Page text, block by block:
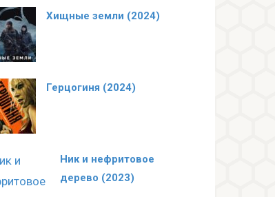
Хищные земли (2024)
Герцогиня (2024)
Ник и нефритовое
дерево (2023)